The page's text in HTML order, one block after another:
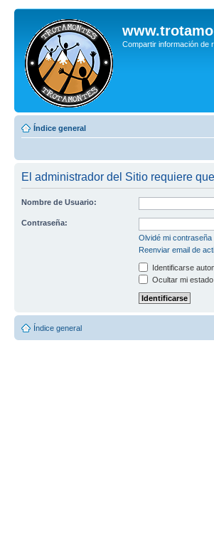
Compartir información de
Índice general
El administrador del Sitio requiere
Nombre de Usuario:
Contraseña:
Olvidé mi contraseña
Reenviar email de
Identificarse
Ocultar mi
Índice general